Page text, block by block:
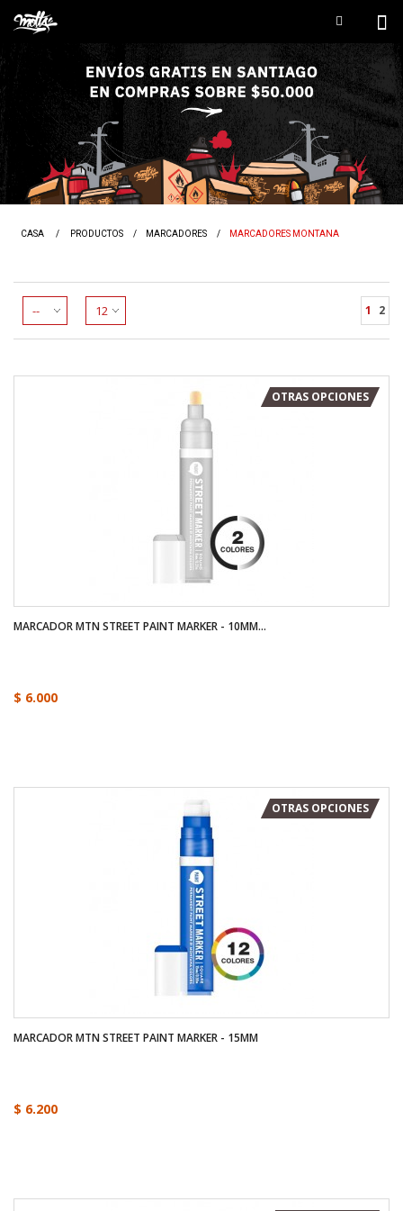
CASA / PRODUCTOS / MARCADORES / MARCADORES MONTANA
1 2
OTRAS OPCIONES
MARCADOR MTN STREET PAINT MARKER - 10MM...
$ 6.000
OTRAS OPCIONES
MARCADOR MTN STREET PAINT MARKER - 15MM
$ 6.200